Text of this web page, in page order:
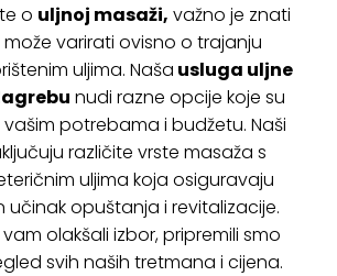
o uljnoj masaži, važno je znati
varirati ovisno o trajanju
uljima. Naša usluga uljne
nudi razne opcije koje su
potrebama i budžetu. Naši
različite vrste masaža s
uljima koja osiguravaju
učinak opuštanja i revitalizacije.
olakšali izbor, pripremili smo
svih naših tretmana i cijena.